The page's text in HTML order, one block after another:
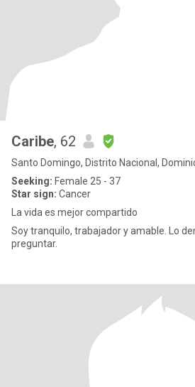
Caribe, 62
Santo Domingo, Distrito Nacional,
Seeking: Female 25 - 37
Star sign: Cancer
La vida es mejor compartido
Soy tranquilo, trabajador y amable. Lo
preguntar.